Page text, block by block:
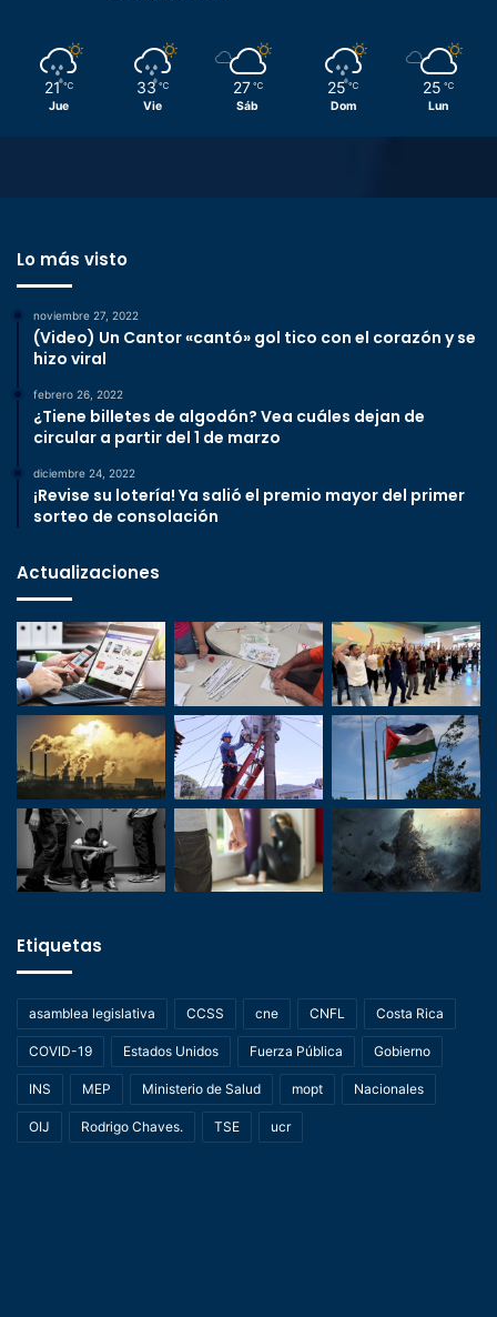
21 ℃
Jue
33 ℃
Vie
27 ℃
Sáb
25 ℃
Dom
25 ℃
Lun
Lo más visto
noviembre 27, 2022
(Video) Un Cantor «cantó» gol tico con el corazón y se
hizo viral
febrero 26, 2022
¿Tiene billetes de algodón? Vea cuáles dejan de
circular a partir del 1 de marzo
diciembre 24, 2022
¡Revise su lotería! Ya salió el premio mayor del primer
sorteo de consolación
Actualizaciones
Etiquetas
asamblea legislativa CCSS cne CNFL Costa Rica
COVID-19 Estados Unidos Fuerza Pública Gobierno
INS MEP Ministerio de Salud mopt Nacionales
OIJ Rodrigo Chaves. TSE ucr